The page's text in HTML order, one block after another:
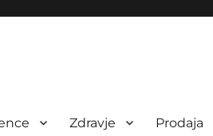
Zdravje Prodaja